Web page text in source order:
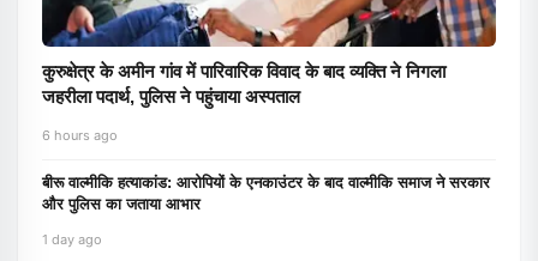
कुरुक्षेत्र के अमीन गांव में पारिवारिक विवाद के बाद व्यक्ति ने निगला
जहरीला पदार्थ, पुलिस ने पहुंचाया अस्पताल
6 hours ago
बीरू वाल्मीकि हत्याकांड: आरोपियों के एनकाउंटर के बाद वाल्मीकि समाज ने सरकार
और पुलिस का जताया आभार
1 day ago